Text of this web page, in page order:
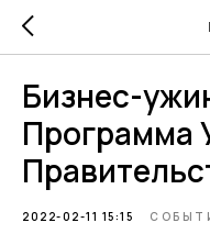
Бизнес-
Программа
2022-02-11 15:15